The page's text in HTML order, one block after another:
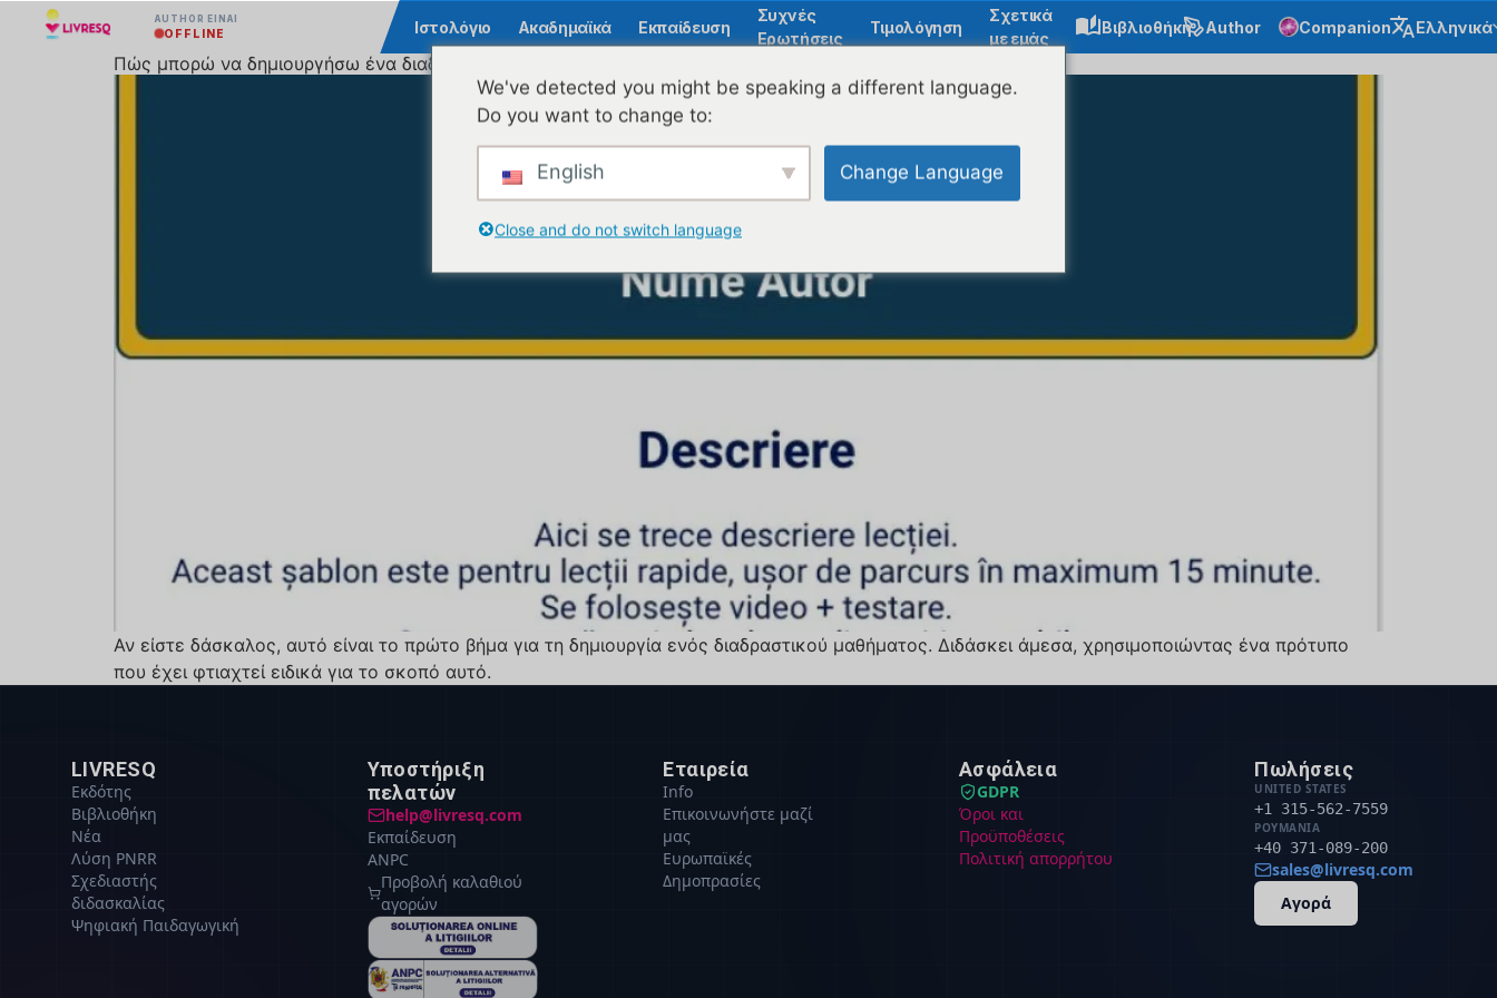
AUTHOR ΕΊΝΑΙ
OFFLINE Κοινότητα Ιστολόγιο Ακαδημαϊκά Εκπαίδευση
Συχνές
Ερωτήσεις
Τιμολόγηση
Σχετικά
με εμάς
Βιβλιοθήκη Author Companion Ελληνικά
Πώς μπορώ να δημιουργήσω ένα διαδραστικό μάθημα;
Αν είστε δάσκαλος, αυτό είναι το πρώτο βήμα για τη δημιουργία ενός διαδραστικού μαθήματος. Διδάσκει άμεσα, χρησιμοποιώντας ένα πρότυπο
που έχει φτιαχτεί ειδικά για το σκοπό αυτό.
LIVRESQ
Εκδότης
Βιβλιοθήκη
Νέα
Λύση PNRR
Σχεδιαστής
διδασκαλίας
Ψηφιακή Παιδαγωγική
Υποστήριξη
πελατών
help@livresq.com
Εκπαίδευση
ANPC
Προβολή καλαθιού
αγορών
Εταιρεία
Info
Επικοινωνήστε μαζί
μας
Ευρωπαϊκές
Δημοπρασίες
Ασφάλεια
GDPR
Όροι και
Προϋποθέσεις
Πολιτική απορρήτου
Πωλήσεις
UNITED STATES
+1 315-562-7559
ΡΟΥΜΑΝΊΑ
+40 371-089-200
sales@livresq.com
Αγορά
We've detected you might be speaking a different language.
Do you want to change to:
English Change Language
Close and do not switch language